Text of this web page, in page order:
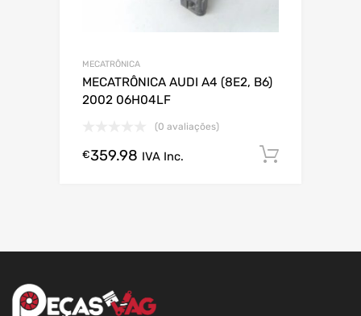
MECATRÔNICA
MECATRÔNICA AUDI A4 (8E2, B6)
2002 06H04LF
(0 avaliações)
€359.98 IVA Inc.